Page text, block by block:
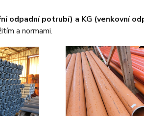
odpadní potrubí) a KG (venkovní
a normami.